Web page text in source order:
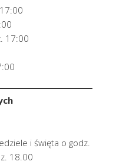
17:00
i święta o godz.
18.00